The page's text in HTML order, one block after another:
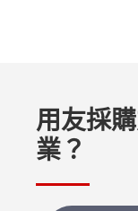
用友採
業？